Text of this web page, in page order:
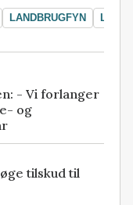
LANDBRUGFYN
- Vi forlanger
og
tilskud til